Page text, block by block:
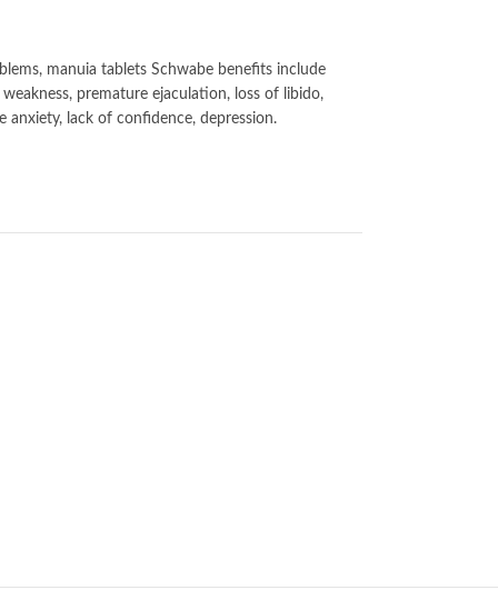
manuia tablets Schwabe benefits include
premature ejaculation, loss of libido,
anxiety, lack of confidence, depression.